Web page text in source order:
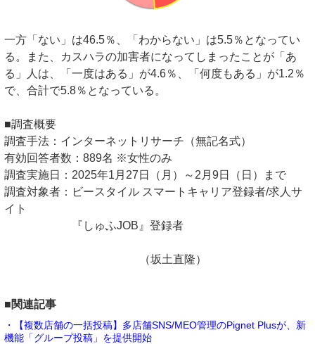
一方「ない」は46.5％、「わからない」は5.5％となってい
る。また、カスハラの加害者になってしまったことが「あ
る」人は、「一度はある」が4.6％、「何度もある」が1.2％
で、合計で5.8％となっている。
■調査概要
調査手法：インターネットリサーチ（無記名式）
有効回答者数：889名 ※女性のみ
調査実施日：2025年1月27日（月）～2月9日（日）まで
調査対象者：ビースタイル スマートキャリア登録者/求人サ
イト
『しゅふJOB』登録者
（坂土直隆）
■関連記事
・【複数店舗の一括投稿】多店舗SNS/MEO管理のPignet Plusが、新
機能「グループ投稿」を提供開始